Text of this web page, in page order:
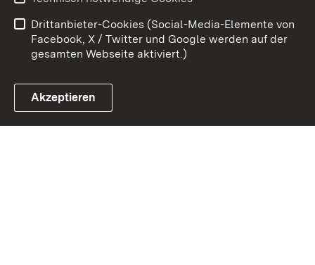
Link zum Landesportal
Barrierefreiheit
Benutzungshinweise
Impressum
Cookies
Drittanbieter-Cookies (Social-Media-Elemente von
Facebook, X / Twitter und Google werden auf der
gesamten Webseite aktiviert.)
Akzeptieren